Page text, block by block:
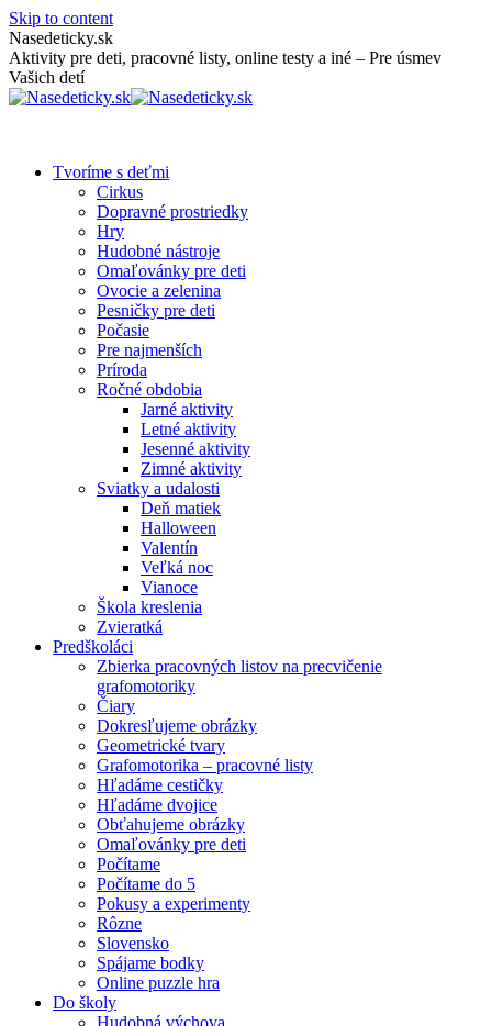
Skip to content
Nasedeticky.sk
Aktivity pre deti, pracovné listy, online testy a iné – Pre úsmev
Vašich detí
Tvoríme s deťmi
Cirkus
Dopravné prostriedky
Hry
Hudobné nástroje
Omaľovánky pre deti
Ovocie a zelenina
Pesničky pre deti
Počasie
Pre najmenších
Príroda
Ročné obdobia
Jarné aktivity
Letné aktivity
Jesenné aktivity
Zimné aktivity
Sviatky a udalosti
Deň matiek
Halloween
Valentín
Veľká noc
Vianoce
Škola kreslenia
Zvieratká
Predškoláci
Zbierka pracovných listov na precvičenie
grafomotoriky
Čiary
Dokresľujeme obrázky
Geometrické tvary
Grafomotorika – pracovné listy
Hľadáme cestičky
Hľadáme dvojice
Obťahujeme obrázky
Omaľovánky pre deti
Počítame
Počítame do 5
Pokusy a experimenty
Rôzne
Slovensko
Spájame bodky
Online puzzle hra
Do školy
Hudobná výchova